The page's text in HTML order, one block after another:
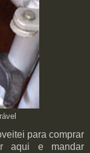
para comprar
aqui e mandar